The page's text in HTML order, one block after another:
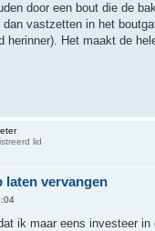
door een bout die de
vastzetten in het
herinner). Het maakt de
lid
laten vervangen
ik maar eens investeer in